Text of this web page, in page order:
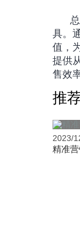
具。
值，
提供
售效
推
2023/
精准